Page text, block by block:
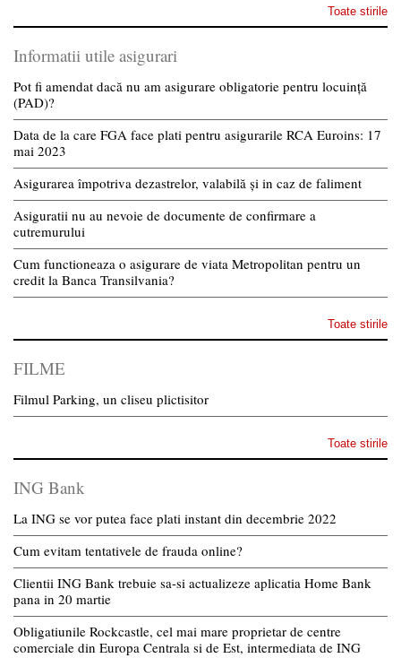
Toate stirile
Informatii utile asigurari
Pot fi amendat dacă nu am asigurare obligatorie pentru locuință
(PAD)?
Data de la care FGA face plati pentru asigurarile RCA Euroins: 17
mai 2023
Asigurarea împotriva dezastrelor, valabilă și in caz de faliment
Asiguratii nu au nevoie de documente de confirmare a
cutremurului
Cum functioneaza o asigurare de viata Metropolitan pentru un
credit la Banca Transilvania?
Toate stirile
FILME
Filmul Parking, un cliseu plictisitor
Toate stirile
ING Bank
La ING se vor putea face plati instant din decembrie 2022
Cum evitam tentativele de frauda online?
Clientii ING Bank trebuie sa-si actualizeze aplicatia Home Bank
pana in 20 martie
Obligatiunile Rockcastle, cel mai mare proprietar de centre
comerciale din Europa Centrala si de Est, intermediata de ING